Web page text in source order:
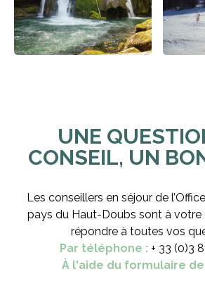
UNE
CONSEIL, UN
Les conseillers en séjour de
pays du Haut-Doubs sont à votre
répondre à toutes vos
Par téléphone : + 33 (0)3
À l'aide du formulaire